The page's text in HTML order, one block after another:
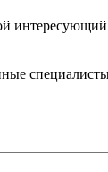
интересующий
специалисты